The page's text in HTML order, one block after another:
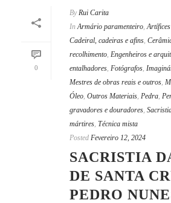
0
By Rui Carita
In Armário paramenteiro,
Cadeiral, cadeiras e afins,
recolhimento, Engenheiros e
entalhadores, Fotógrafos,
Mestres de obras reais e outros,
Óleo, Outros Materiais, Pedra,
gravadores e douradores,
mártires, Técnica mista
Posted Fevereiro 12, 2024
SACRISTIA
DE SANTA
PEDRO